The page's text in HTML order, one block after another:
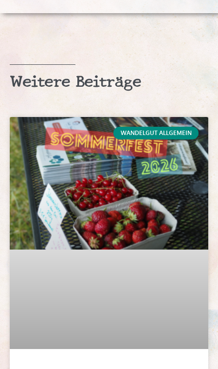
Weitere Beiträge
WANDELGUT ALLGEMEIN